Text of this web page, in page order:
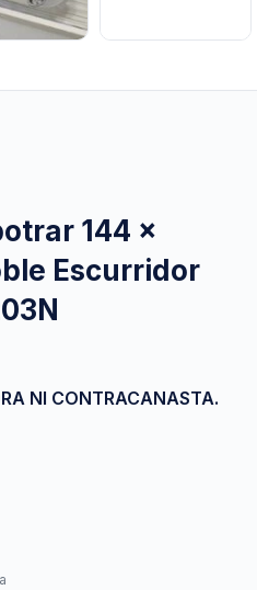
144 x
Escurridor
NI CONTRACANASTA.